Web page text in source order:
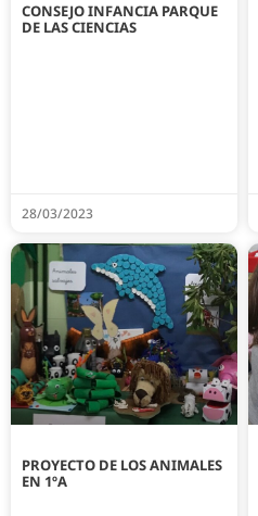
CONSEJO INFANCIA PARQUE
DE LAS CIENCIAS
28/03/2023
PROYECTO DE LOS ANIMALES
EN 1ºA